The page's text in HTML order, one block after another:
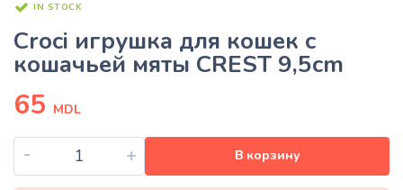
IN STOCK
Croci игрушка для кошек с
кошачьей мяты CREST 9,5cm
65 MDL
- + В корзину